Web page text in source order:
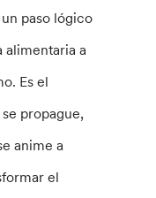
paso lógico
alimentaria a
Es el
propague,
anime a
el